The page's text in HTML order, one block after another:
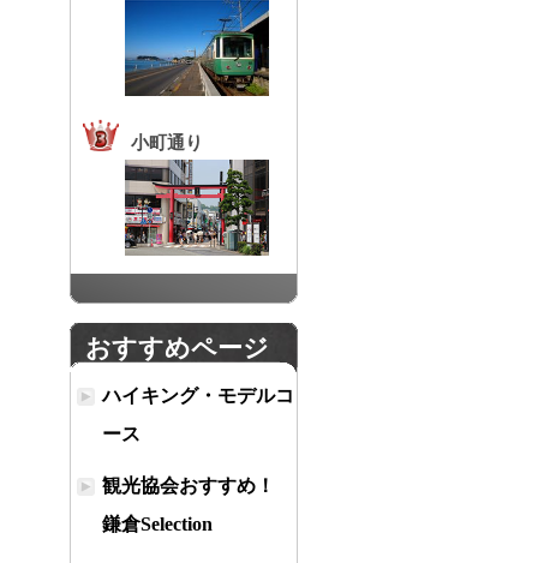
倉高校前駅）
小町通り
おすすめページ
ハイキング・モデルコ
ース
観光協会おすすめ！
鎌倉Selection